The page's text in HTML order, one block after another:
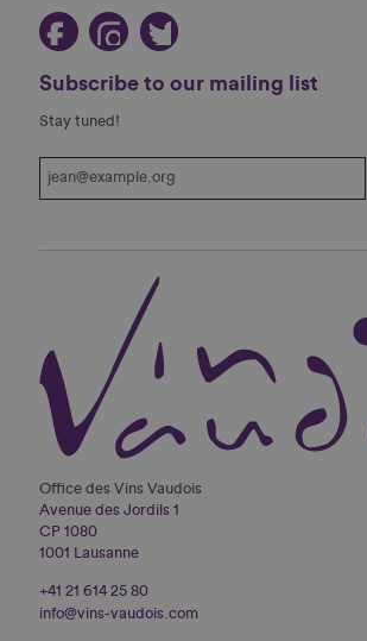
Subscribe to our mailing list
Stay tuned!
Office des Vins Vaudois
Avenue des Jordils 1
CP 1080
1001 Lausanne
+41 21 614 25 80
info@vins-vaudois.com